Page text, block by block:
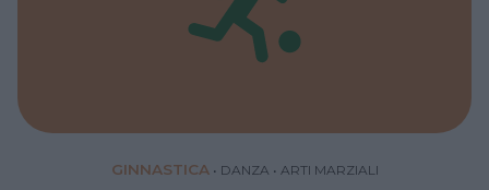
GINNASTICA • DANZA • ARTI MARZIALI